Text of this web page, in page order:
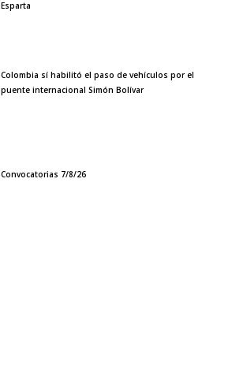
Esparta
Colombia sí habilitó el paso de vehículos por el
puente internacional Simón Bolívar
Convocatorias 7/8/26